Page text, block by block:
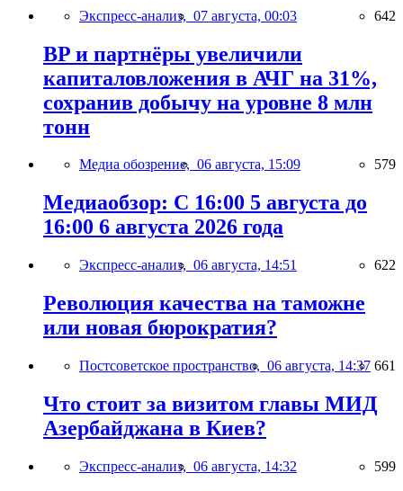
Экспресс-анализ, 07 августа, 00:03 642
BP и партнёры увеличили
капиталовложения в АЧГ на 31%,
сохранив добычу на уровне 8 млн
тонн
Медиа обозрение, 06 августа, 15:09 579
Медиаобзор: С 16:00 5 августа до
16:00 6 августа 2026 года
Экспресс-анализ, 06 августа, 14:51 622
Революция качества на таможне
или новая бюрократия?
Постсоветское пространство, 06 августа, 14:37 661
Что стоит за визитом главы МИД
Азербайджана в Киев?
Экспресс-анализ, 06 августа, 14:32 599